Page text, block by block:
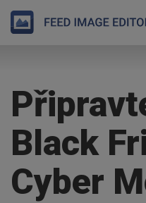
obsahu
Black
Cyber